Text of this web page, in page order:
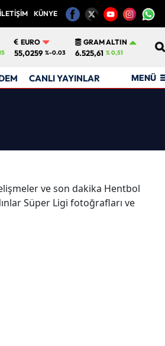
İLETİŞİM KÜNYE
EURO
55,0259 %-0.03
GRAM ALTIN
6.525,61 % 0,51
CANLI YAYINLAR MENÜ
ve son dakika Hentbol
Süper Ligi fotoğrafları ve